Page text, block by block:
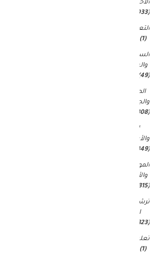
الاخبار
(9٬033)
التعليم
(1)
السياحة
والسفر
(49)
الصحة
والجمال
(15٬308)
والأعمال
(349)
الموضة
والأزياء
(315)
ترشيحات
المحرر
(4٬823)
تعليم
(1)